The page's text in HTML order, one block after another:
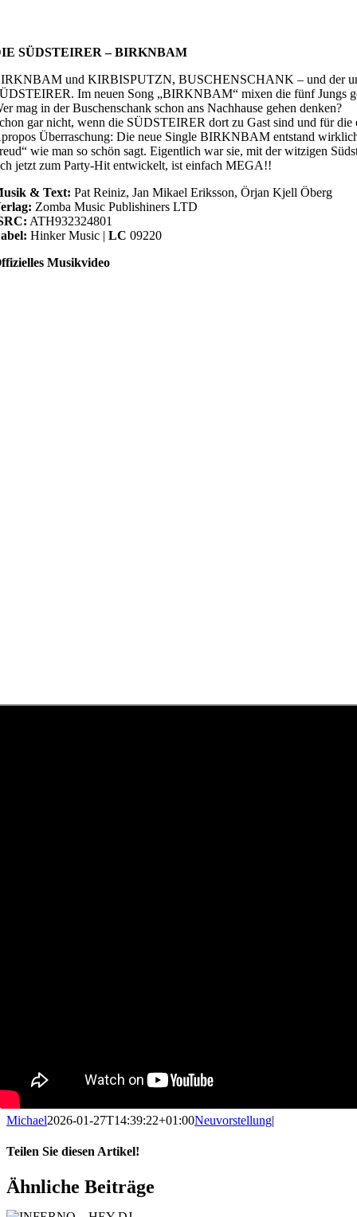
SÜDSTEIRER – BIRKNBAM
und KIRBISPUTZN, BUSCHENSCHANK – und der
Im neuen Song „BIRKNBAM“ mixen die fünf Jungs
mag in der Buschenschank schon ans Nachhause gehen denken?
gar nicht, wenn die SÜDSTEIRER dort zu Gast sind und für
Überraschung: Die neue Single BIRKNBAM entstand wirklich
wie man so schön sagt. Eigentlich war sie, mit der witzigen
jetzt zum Party-Hit entwickelt, ist einfach MEGA!!
& Text: Pat Reiniz, Jan Mikael Eriksson, Örjan Kjell Öberg
Zomba Music Publishiners LTD
ATH932324801
Hinker Music | LC 09220
Musikvideo
Michael2026-01-27T14:39:22+01:00Neuvorstellung|
Teilen Sie diesen Artikel!
Facebook
X
Reddit
LinkedIn
WhatsApp
Telegram
Tumblr
Pinterest
Vk
Xing
E-
Mail
Ähnliche Beiträge